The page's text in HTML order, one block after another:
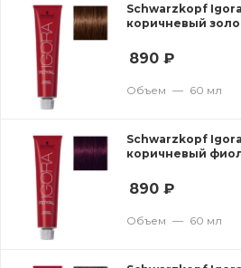
Schwarzkopf
коричневый
890 ₽
Объем — 60 мл
Schwarzkopf
коричневый
890 ₽
Объем — 60 мл